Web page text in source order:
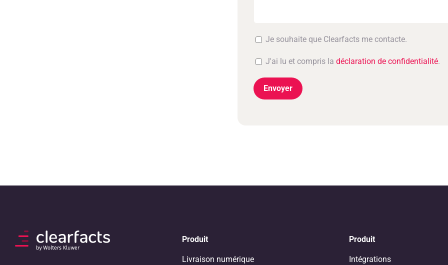
Je souhaite que Clearfacts me contacte.
J'ai lu et compris ladéclaration de confidentialité.
Produit
Livraison numérique
Produit
Intégrations